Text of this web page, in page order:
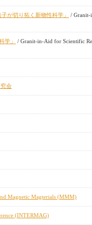
が切り拓く新物性科学」
/ Granit-
学」
/ Granit-in-Aid for Scientific
会
Magnetic Magterials (MMM)
(INTERMAG)